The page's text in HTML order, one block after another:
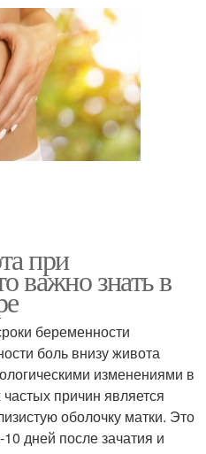
при
важно знать в
беременности
боль внизу живота
изменениями в
причин является
оболочку матки. Это
дней после зачатия и